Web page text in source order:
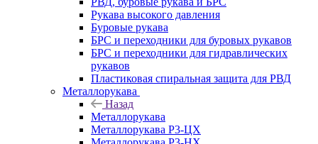
Рукава высокого давления
Буровые рукава
БРС и переходники для буровых рукавов
БРС и переходники для гидравлических
рукавов
Пластиковая спиральная защита для РВД
Металлорукава
Назад
Металлорукава
Металлорукава Р3-ЦХ